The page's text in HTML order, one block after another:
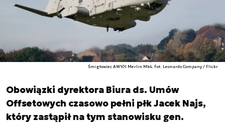
Śmigłowiec AW101 Merlin Mk4. Fot. Leonardo Company / Flickr
Obowiązki dyrektora Biura ds. Umów
Offsetowych czasowo pełni płk Jacek Najs,
który zastąpił na tym stanowisku gen.